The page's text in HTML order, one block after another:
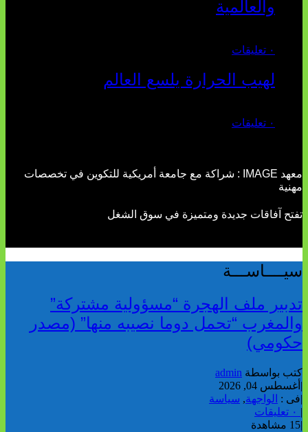
والعالمية
٠ تعليقات
لهيب الحرارة يلسع العالم
٠ تعليقات
معهد IMAGE : شراكة مع جامعة أمريكية للتكوين في تخصصات
مهنية
تفتح آفاقات جديدة ومتميزة في سوق الشغل
سيــــاســـة
تدبير ملف الهجرة “مسؤولية مشتركة”
والمغرب “تحمل دوما نصيبه منها” (مصدر
حكومي)
كتب بواسطة admin
| أغسطس 04, 2026
|فى : الواجهة, سياسة
|
|15 مشاهدة